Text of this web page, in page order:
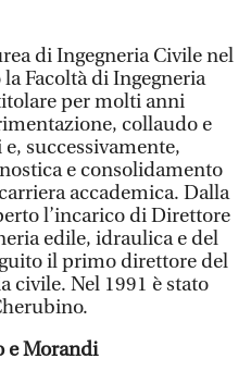
di Ingegneria Civile nel
Facoltà di Ingegneria
per molti anni
collaudo e
successivamente,
e consolidamento
accademica. Dalla
l’incarico di Direttore
edile, idraulica e del
il primo direttore del
civile. Nel 1991 è stato
e Morandi